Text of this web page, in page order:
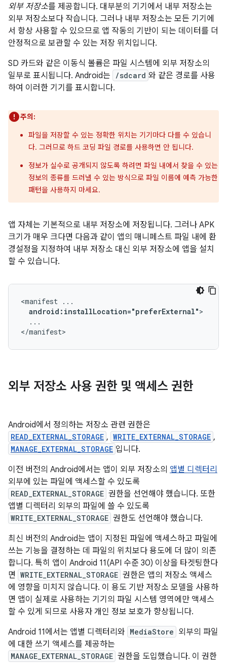
외부 저장소를 제공합니다. 대부분의 기기에서 내부 저장소는
외부 저장소보다 작습니다. 그러나 내부 저장소는 모든 기기에
서 항상 사용할 수 있으므로 앱 작동의 기반이 되는 데이터를 더
안정적으로 보관할 수 있는 저장 위치입니다.
SD 카드와 같은 이동식 볼륨은 파일 시스템에 외부 저장소의
일부로 표시됩니다. Android는
/sdcard 와 같은 경로를 사용
하여 이러한 기기를 표시합니다.
주의:
파일을 저장할 수 있는 정확한 위치는 기기마다 다를 수 있습니
다. 그러므로 하드 코딩 파일 경로를 사용하면 안 됩니다.
정보가 실수로 공개되지 않도록 하려면 파일 내에서 찾을 수 있는
정보의 종류를 드러낼 수 있는 방식으로 파일 이름에 예측 가능한
패턴을 사용하지 마세요.
앱 자체는 기본적으로 내부 저장소에 저장됩니다. 그러나 APK
크기가 매우 크다면 다음과 같이 앱의 매니페스트 파일 내에 환
경설정을 지정하여 내부 저장소 대신 외부 저장소에 앱을 설치
할 수 있습니다.
<manifest
android:installLocation="preferExternal"
...
</manifest>
외부 저장소 사용 권한 및 액세스 권한
Android에서 정의하는 저장소 관련 권한은
READ_EXTERNAL_STORAGE , WRITE_EXTERNAL_STORAGE ,
MANAGE_EXTERNAL_STORAGE 입니다.
이전 버전의 Android에서는 앱이 외부 저장소의 앱별 디렉터리
외부에 있는 파일에 액세스할 수 있도록
READ_EXTERNAL_STORAGE 권한을 선언해야 했습니다. 또한
앱별 디렉터리 외부의 파일에 쓸 수 있도록
WRITE_EXTERNAL_STORAGE 권한도 선언해야 했습니다.
최신 버전의 Android는 앱이 지정된 파일에 액세스하고 파일에
쓰는 기능을 결정하는 데 파일의 위치보다 용도에 더 많이 의존
합니다. 특히 앱이 Android 11(API 수준 30) 이상을 타겟팅한다
면 WRITE_EXTERNAL_STORAGE 권한은 앱의 저장소 액세스
에 영향을 미치지 않습니다. 이 용도 기반 저장소 모델을 사용하
면 앱이 실제로 사용하는 기기의 파일 시스템 영역에만 액세스
할 수 있게 되므로 사용자 개인 정보 보호가 향상됩니다.
Android 11에서는 앱별 디렉터리와 MediaStore 외부의 파일
에 대한 쓰기 액세스를 제공하는
MANAGE_EXTERNAL_STORAGE 권한을 도입했습니다. 이 권한